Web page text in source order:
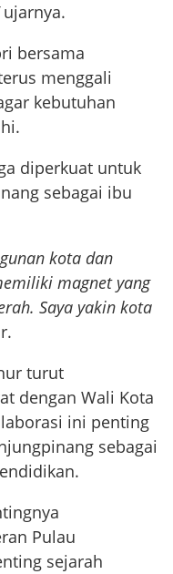
ujarnya.
bersama
menggali
kebutuhan
diperkuat untuk
sebagai ibu
kota dan
magnet yang
Saya yakin kota
turut
dengan Wali Kota
ini penting
sebagai
Pulau
sejarah